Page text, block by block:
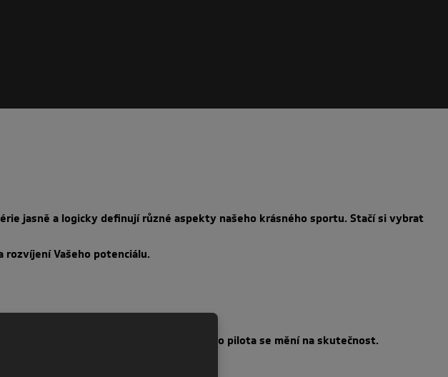
jasně a logicky definují různé aspekty našeho krásného sportu. Stačí si vybrat
Vašeho potenciálu.
s potěšením a účinností. Sen víkendového pilota se mění na skutečnost.